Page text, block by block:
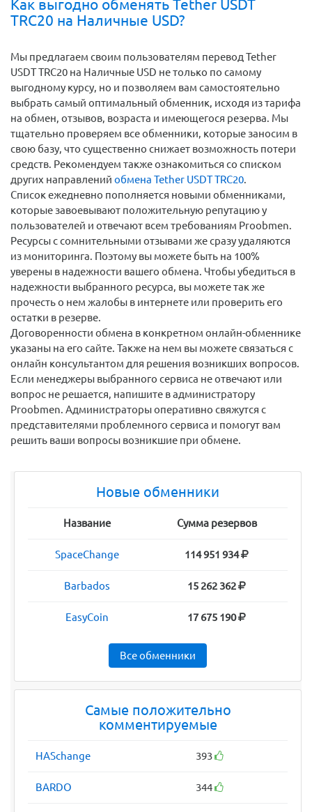
Как выгодно обменять Tether USDT
TRC20 на Наличные USD?
Мы предлагаем своим пользователям перевод Tether
USDT TRC20 на Наличные USD не только по самому
выгодному курсу, но и позволяем вам самостоятельно
выбрать самый оптимальный обменник, исходя из тарифа
на обмен, отзывов, возраста и имеющегося резерва. Мы
тщательно проверяем все обменники, которые заносим в
свою базу, что существенно снижает возможность потери
средств. Рекомендуем также ознакомиться со списком
других направлений обмена Tether USDT TRC20.
Список ежедневно пополняется новыми обменниками,
которые завоевывают положительную репутацию у
пользователей и отвечают всем требованиям Proobmen.
Ресурсы с сомнительными отзывами же сразу удаляются
из мониторинга. Поэтому вы можете быть на 100%
уверены в надежности вашего обмена. Чтобы убедиться в
надежности выбранного ресурса, вы можете так же
прочесть о нем жалобы в интернете или проверить его
остатки в резерве.
Договоренности обмена в конкретном онлайн-обменнике
указаны на его сайте. Также на нем вы можете связаться с
онлайн консультантом для решения возникших вопросов.
Если менеджеры выбранного сервиса не отвечают или
вопрос не решается, напишите в администратору
Proobmen. Администраторы оперативно свяжутся с
представителями проблемного сервиса и помогут вам
решить ваши вопросы возникшие при обмене.
Новые обменники
Название Сумма резервов
SpaceChange 114 951 934
Barbados 15 262 362
EasyCoin 17 675 190
Все обменники
Самые положительно
комментируемые
HASchange 393
BARDO 344